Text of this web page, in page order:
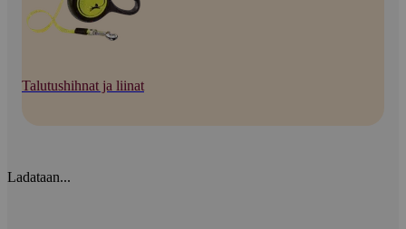
Talutushihnat ja liinat
Ladataan...